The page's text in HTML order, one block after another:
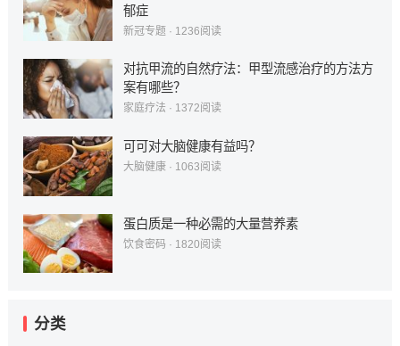
郁症
新冠专题· 1236阅读
对抗甲流的自然疗法：甲型流感治疗的方法方
案有哪些？
家庭疗法 · 1372阅读
可可对大脑健康有益吗？
大脑健康· 1063阅读
蛋白质是一种必需的大量营养素
饮食密码 · 1820阅读
分类